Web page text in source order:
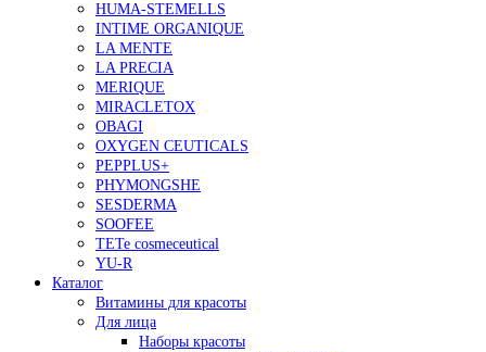
HUMA-STEMELLS
INTIME ORGANIQUE
LA MENTE
LA PRECIA
MERIQUE
MIRACLETOX
OBAGI
OXYGEN CEUTICALS
PEPPLUS+
PHYMONGSHE
SESDERMA
SOOFEE
TETe cosmeceutical
YU-R
Каталог
Витамины для красоты
Для лица
Наборы красоты